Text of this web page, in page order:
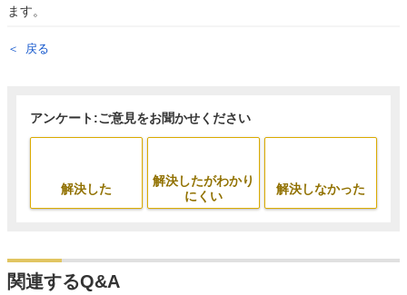
ます。
戻る
アンケート:ご意見をお聞かせください
解決した
解決したがわかり
にくい
解決しなかった
関連するQ&A